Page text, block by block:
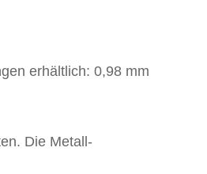
erhältlich: 0,98 mm
Die Metall-